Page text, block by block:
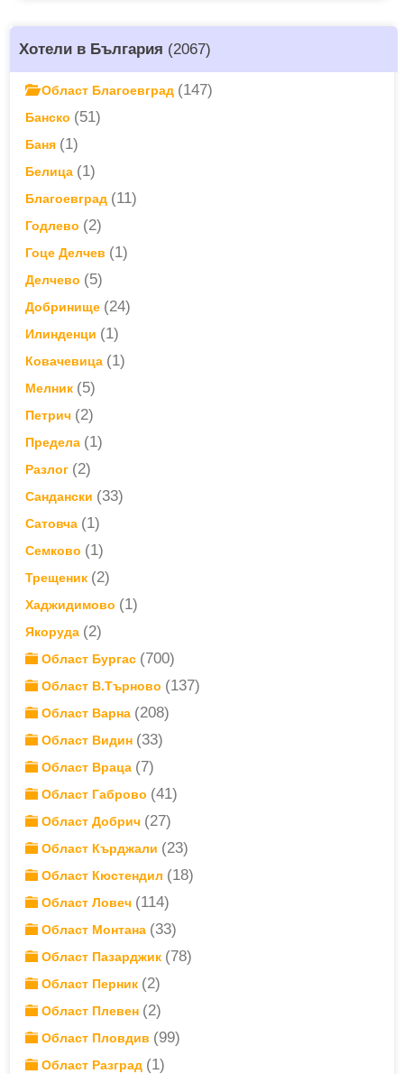
Хотели в България (2067)
Област Благоевград (147)
Банско (51)
Баня (1)
Белица (1)
Благоевград (11)
Годлево (2)
Гоце Делчев (1)
Делчево (5)
Добринище (24)
Илинденци (1)
Ковачевица (1)
Мелник (5)
Петрич (2)
Предела (1)
Разлог (2)
Сандански (33)
Сатовча (1)
Семково (1)
Трещеник (2)
Хаджидимово (1)
Якоруда (2)
Област Бургас (700)
Област В.Търново (137)
Област Варна (208)
Област Видин (33)
Област Враца (7)
Област Габрово (41)
Област Добрич (27)
Област Кърджали (23)
Област Кюстендил (18)
Област Ловеч (114)
Област Монтана (33)
Област Пазарджик (78)
Област Перник (2)
Област Плевен (2)
Област Пловдив (99)
Област Разград (1)